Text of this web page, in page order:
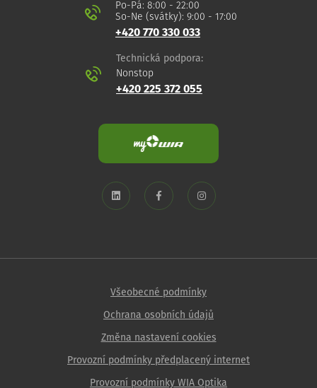
Po-Pá: 8:00 - 22:00
So-Ne (svátky): 9:00 - 17:00
+420 770 330 033
Technická podpora:
Nonstop
+420 225 372 055
Všeobecné podmínky
Ochrana osobních údajů
Změna nastavení cookies
Provozní podmínky předplacený internet
Provozní podmínky WIA Optika